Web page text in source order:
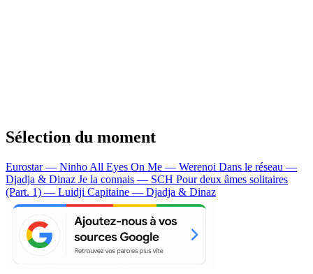
Sélection du moment
Eurostar — Ninho All Eyes On Me — Werenoi Dans le réseau —
Djadja & Dinaz Je la connais — SCH Pour deux âmes solitaires
(Part. 1) — Luidji Capitaine — Djadja & Dinaz